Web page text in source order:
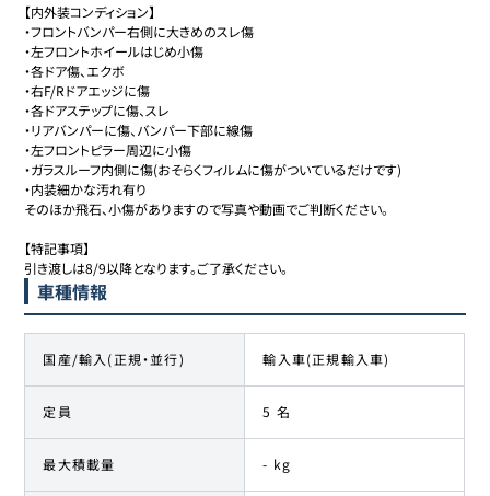
【内外装コンディション】
・フロントバンパー右側に大きめのスレ傷
・左フロントホイールはじめ小傷
・各ドア傷、エクボ
・右F/Rドアエッジに傷
・各ドアステップに傷、スレ
・リアバンパーに傷、バンパー下部に線傷
・左フロントピラー周辺に小傷
・ガラスルーフ内側に傷(おそらくフィルムに傷がついているだけです)
・内装細かな汚れ有り
そのほか飛石、小傷がありますので写真や動画でご判断ください。
【特記事項】
引き渡しは8/9以降となります。ご了承ください。
車種情報
国産/輸入(正規・並行) 輸入車(正規輸入車)
定員 5 名
最大積載量 - kg